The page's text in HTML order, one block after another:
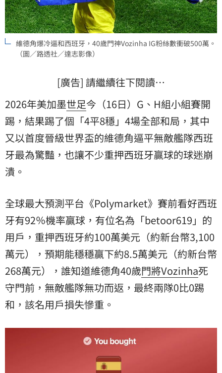
維德角爆冷逼和西班牙，40歲門神Vozinha IG粉絲數衝破500萬。
（圖／路透社／達志影像）
[廣告] 請繼續往下閱讀…
2026年美加墨世足今（16日）G、H組小組賽開
踢，結果踢了個「4平8穩」4場全部和局，其中
又以首度晉級世界盃的維德角逼平無敵艦隊西班
牙最為驚豔，也讓不少重押西班牙贏球的球迷崩
潰。
全球最大預測平台《Polymarket》賽前看好西班
牙有92％機率贏球，有位名為「betoor619」的
用戶，重押西班牙約100萬美元（約新台幣3,100
萬元），預期能穩穩贏下約8.5萬美元（約新台幣
268萬元），誰知道維德角40歲門將Vozinha死
守門前，無敵艦隊無功而返，最終兩隊0比0踢
和，該名用戶損失慘重。